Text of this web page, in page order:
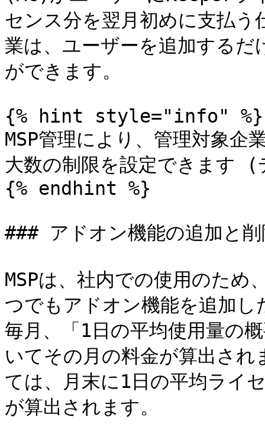
センス分を翌月初めに支払
業は、ユーザーを追加する
ができます。
{% hint style="info" %}
MSP管理により、管理対象企
大数の制限を設定できます (
{% endhint %}
### アドオン機能の追加と削
MSPは、社内での使用のため
つでもアドオン機能を追加し
毎月、「1日の平均使用量の
いてその月の料金が算出さ
ては、月末に1日の平均ライ
が算出されます。